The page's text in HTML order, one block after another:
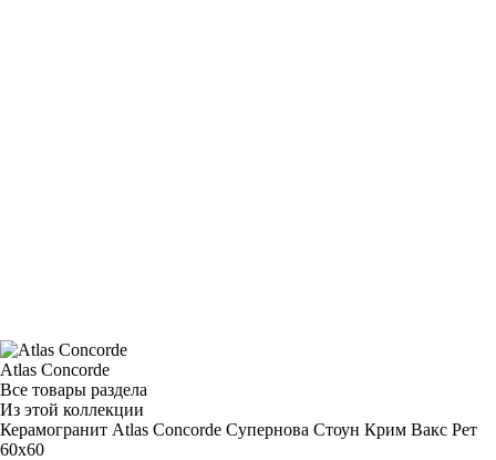
Atlas Concorde
Все товары раздела
Из этой коллекции
Керамогранит Atlas Concorde Супернова Стоун Крим Вакс Рет
60х60